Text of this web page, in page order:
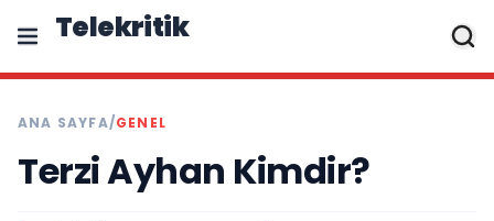
Telekritik
ANA SAYFA/GENEL
Terzi Ayhan Kimdir?